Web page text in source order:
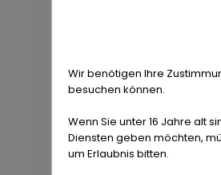
Wir benötigen Ihre
besuchen können.
Wenn Sie unter 16 Jahre alt
Diensten geben möchten,
um Erlaubnis bitten.